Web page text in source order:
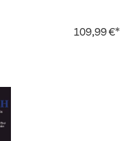
109,99 €*